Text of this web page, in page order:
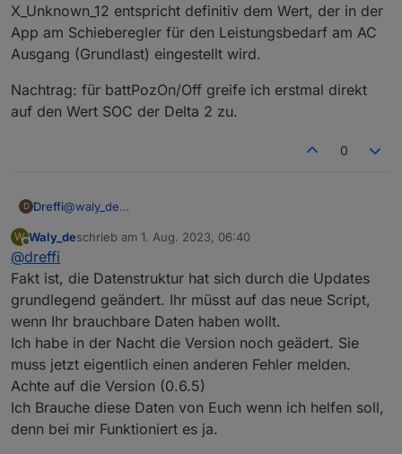
X_Unknown_12 entspricht definitiv dem Wert, der in der
App am Schieberegler für den Leistungsbedarf am AC
Ausgang (Grundlast) eingestellt wird.
Nachtrag: für battPozOn/Off greife ich erstmal direkt
auf den Wert SOC der Delta 2 zu.
0
D Dreffi@waly_de
per Nachricht verschicken kann.
Die neue Version des Scripts funktioniert bei mir
Der Wert ToHome_Power scheint der Wert zu sein, der
in der App als eingespeiste Leistung angezeigt wird.
Also das was in der Ansicht aus dem Powerstream
"rausgeht" bzw. vielleicht in die "anderen Verbraucher"
rein.
Problem: viele Werte werden derzeit mit dem alten Script
zeitweise gar nicht oder nur sehr selten aktualisiert.
Betroffen sind z.B. PV1_Power, PV2_Power und leider
auch Batt_Poz.
Die Werte der Delta 2 werden sauber aktualisiert.
Nachtrag: für battPozOn/Off greife ich erstmal direkt auf
den Wert SOC der Delta 2 zu.
W
Offline
Waly_deschrieb am 1. Aug. 2023, 06:40
zuletzt editiert von
@dreffi
Fakt ist, die Datenstruktur hat sich durch die Updates
grundlegend geändert. Ihr müsst auf das neue Script,
wenn Ihr brauchbare Daten haben wollt.
Ich habe in der Nacht die Version noch geädert. Sie
muss jetzt eigentlich einen anderen Fehler melden.
Achte auf die Version (0.6.5)
Ich Brauche diese Daten von Euch wenn ich helfen soll,
denn bei mir Funktioniert es ja.